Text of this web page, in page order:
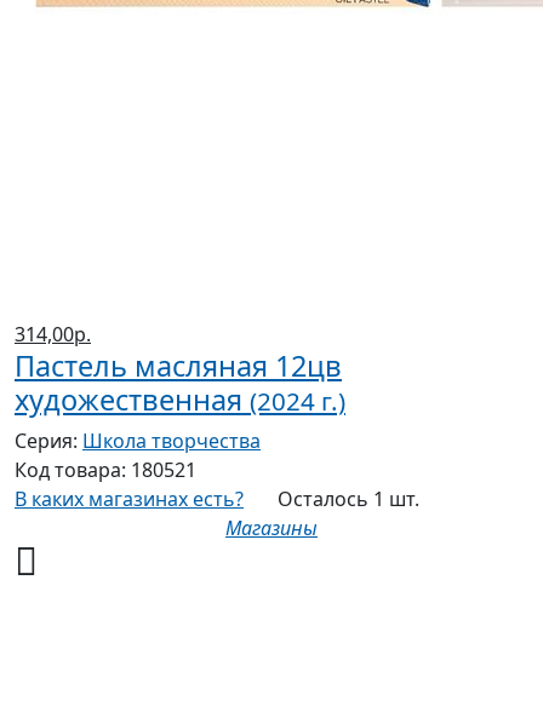
314,00р.
Пастель масляная 12цв
художественная (2024 г.)
Серия: Школа творчества
Код товара: 180521
В каких магазинах есть?
Осталось 1 шт.
Магазины